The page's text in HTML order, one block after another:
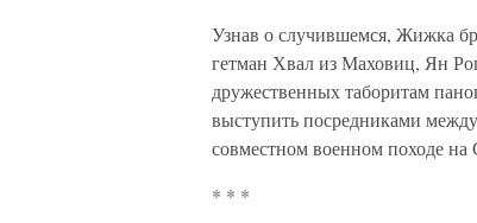
Узнав о случившемся, Жижка
гетман Хвал из Маховиц, Ян
дружественных таборитам
выступить посредниками
совместном военном походе на
* * *